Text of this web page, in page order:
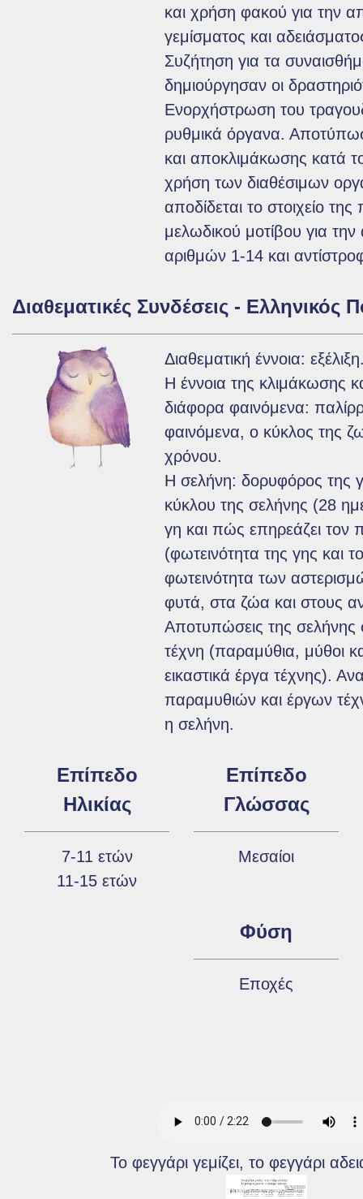
και χρήση φακού για την
γεμίσματος και
Συζήτηση για τα
δημιούργησαν οι
Ενορχήστρωση του
ρυθμικά όργανα.
και αποκλιμάκωσης κατά
χρήση των διαθέσιμων
αποδίδεται το στοιχείο
μελωδικού μοτίβου για
αριθμών 1-14 και
Διαθεματικές Συνδέσεις - Ελληνικός
Διαθεματική έννοια:
Η έννοια της κλιμάκωσης
διάφορα φαινόμενα:
φαινόμενα, ο κύκλος της
χρόνου.
Η σελήνη: δορυφόρος της
κύκλου της σελήνης (28
γη και πώς επηρεάζει τον
(φωτεινότητα της γης και
φωτεινότητα των
φυτά, στα ζώα και στους
Αποτυπώσεις της σελήνης
τέχνη (παραμύθια, μύθοι
εικαστικά έργα τέχνης).
παραμυθιών και έργων
η σελήνη.
Επίπεδο
Ηλικίας
7-11 ετών
11-15 ετών
Επίπεδο
Γλώσσας
Μεσαίοι
Φύση
Εποχές
Το φεγγάρι γεμίζει, το φεγγάρι